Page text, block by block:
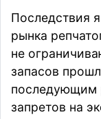
Последствия
рынка
не
запасов
последующим
запретов на